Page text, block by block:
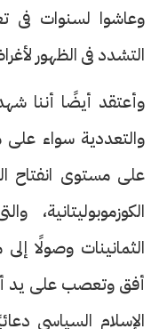
وعاشوا لسنوات فى
التشدد فى الظهور
وأعتقد أيضًا أننا
والتعددية سواء على
على مستوى انفتاح
الثمانينات وصولًا
أفق وتعصب على يد
الإسلام السياسى